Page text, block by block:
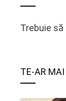
Trebuie să
TE-AR